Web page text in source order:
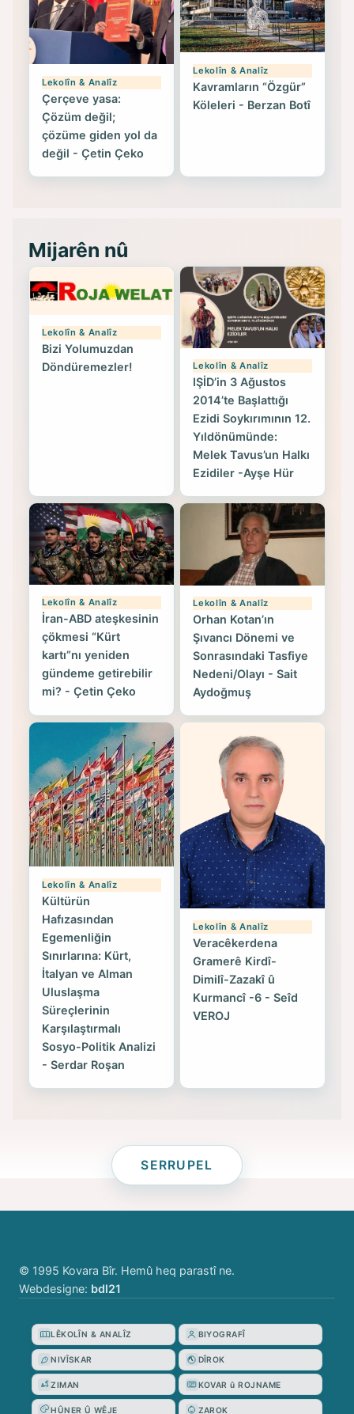
Lekolîn & Analîz
Çerçeve yasa:
Çözüm değil;
çözüme giden yol da
değil - Çetin Çeko
Lekolîn & Analîz
Kavramların “Özgür”
Köleleri - Berzan Botî
Mijarên nû
Lekolîn & Analîz
Bizi Yolumuzdan
Döndüremezler!
Lekolîn & Analîz
IŞİD’in 3 Ağustos
2014’te Başlattığı
Ezidi Soykırımının 12.
Yıldönümünde:
Melek Tavus’un Halkı
Ezidiler -Ayşe Hür
Lekolîn & Analîz
İran-ABD ateşkesinin
çökmesi “Kürt
kartı”nı yeniden
gündeme getirebilir
mi? - Çetin Çeko
Lekolîn & Analîz
Orhan Kotan’ın
Şıvancı Dönemi ve
Sonrasındaki Tasfiye
Nedeni/Olayı - Sait
Aydoğmuş
Lekolîn & Analîz
Kültürün
Hafızasından
Egemenliğin
Sınırlarına: Kürt,
İtalyan ve Alman
Uluslaşma
Süreçlerinin
Karşılaştırmalı
Sosyo-Politik Analizi
- Serdar Roşan
Lekolîn & Analîz
Veracêkerdena
Gramerê Kirdî-
Dimilî-Zazakî û
Kurmancî -6 - Seîd
VEROJ
SERRUPEL
© 1995 Kovara Bîr. Hemû heq parastî ne.
Webdesigne: bdl21
LÊKOLÎN & ANALÎZ BIYOGRAFÎ
NIVÎSKAR DÎROK
ZIMAN KOVAR û ROJNAME
HÛNER Û WÊJE ZAROK